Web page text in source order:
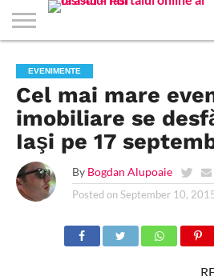
STIRI
APARTAMENTE
NOI IASI
STIRI
IASI
JOBS
IN
IASI
FILME
LA
CINEMA
CLUBURI /
DISCOTECI
BARURI /
CAFENELE
SALI DE
FORTA
SI
FITNESS
SALOANE DE
INFRUMUSETARE
AGENTII
DE
TURISM
IASI
RESTAURANTE
IN IASI
PIZZA
IN
IASI
PISCINA
IN IASI
FLORARII
RADIO
LIVE
IN IASI
SPALATORII
AUTO
TRACTARI
AUTO
TAXI
IN
IASI
CINEMA
TEATRU
HOTELURI
/
PENSIUNI
TEREN
SPORTIV
TEREN
TENIS
IASI
FARMACII
NON
STOP
COFFEE-
TO-GO
FIRME DE
PUBLICITATE
RENT
A
CAR
EVENIMENTE
Cel mai mare
imobiliare se
Iaşi pe 17
By Bogdan Alupoaie
Posted on September 10,